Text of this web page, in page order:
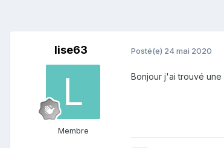
lise63
Membre
Posté(e) 24 mai 2020
Bonjour j'ai trouvé